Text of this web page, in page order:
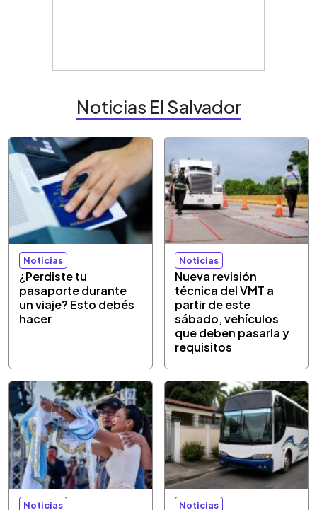
Noticias El Salvador
Noticias
¿Perdiste tu
pasaporte durante
un viaje? Esto debés
hacer
Noticias
Nueva revisión
técnica del VMT a
partir de este
sábado, vehículos
que deben pasarla y
requisitos
Noticias Noticias